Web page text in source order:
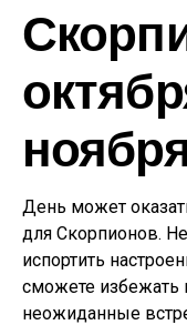
День может
для Скорпионов.
испортить
сможете избежать
неожиданные